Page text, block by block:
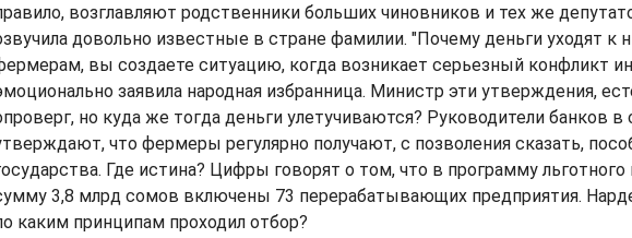
возглавляют родственники больших чиновников и тех же
довольно известные в стране фамилии. "Почему деньги уходят к
вы создаете ситуацию, когда возникает серьезный конфликт
заявила народная избранница. Министр эти утверждения,
но куда же тогда деньги улетучиваются? Руководители банков
что фермеры регулярно получают, с позволения сказать,
Где истина? Цифры говорят о том, что в программу льготного
3,8 млрд сомов включены 73 перерабатывающих предприятия.
каким принципам проходил отбор?